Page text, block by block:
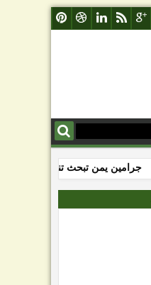
جرامين يمن تبحث تنفيذ عمليات